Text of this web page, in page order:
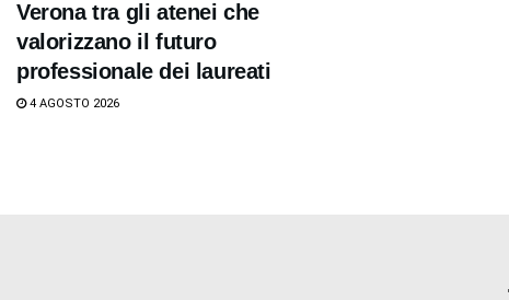
Verona tra gli atenei che
valorizzano il futuro
professionale dei laureati
4 AGOSTO 2026